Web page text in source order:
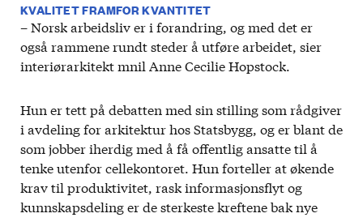
KVALITET FRAMFOR KVANTITET
– Norsk arbeidsliv er i forandring, og med det er
også rammene rundt steder å utføre arbeidet, sier
interiørarkitekt mnil Anne Cecilie Hopstock.
Hun er tett på debatten med sin stilling som rådgiver
i avdeling for arkitektur hos Statsbygg, og er blant de
som jobber iherdig med å få offentlig ansatte til å
tenke utenfor cellekontoret. Hun forteller at økende
krav til produktivitet, rask informasjonsflyt og
kunnskapsdeling er de sterkeste kreftene bak nye